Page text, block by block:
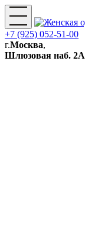
+7 (925) 052-51-00
г.Москва,
Шлюзовая наб. 2А